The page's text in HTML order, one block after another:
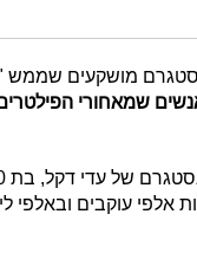
מושקעים שממש
שמאחורי
עוקבים ובאלפי